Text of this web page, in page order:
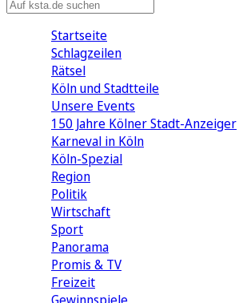
Startseite
Schlagzeilen
Rätsel
Köln und Stadtteile
Unsere Events
150 Jahre Kölner Stadt-Anzeiger
Karneval in Köln
Köln-Spezial
Region
Politik
Wirtschaft
Sport
Panorama
Promis & TV
Freizeit